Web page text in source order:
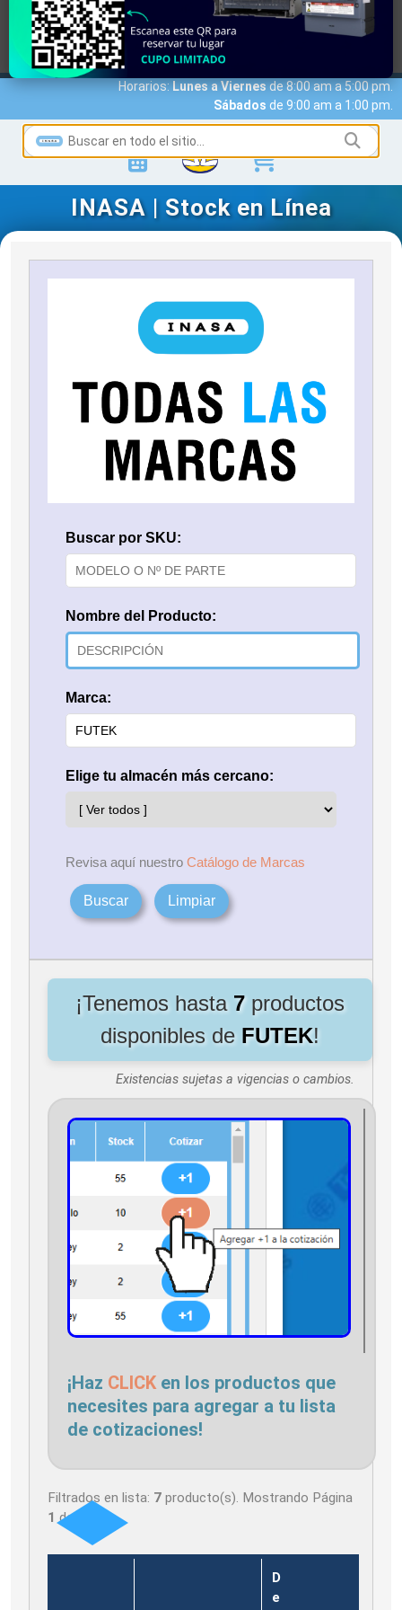
MARCAS ACCESO A CLIENTES
SERVICIOS
NOTICIAS
NOSOTROS
Horarios:Lunes a Viernesde 8:00 am a 5:00 pm.
Sábados de 9:00 am a 1:00 pm.
INASA | Stock en Línea
Buscar por SKU:
Nombre del Producto:
Marca:
Elige tu almacén más cercano:
Revisa aquí nuestro Catálogo de Marcas
Buscar Limpiar
¡Tenemos hasta 7productos
disponibles de FUTEK!
Existencias sujetas a vigencias o cambios.
¡Haz CLICK en los productos que
necesites para agregar a tu lista
de cotizaciones!
Filtrados en lista: 7 producto(s). Mostrando Página
1 de
D
e